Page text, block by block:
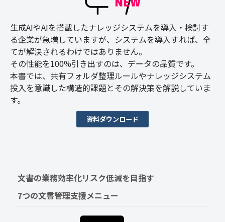
生成AIやAIを搭載したナレッジシステムを導入・検討す
る企業が急増していますが、システムを導入すれば、全
てが解決されるわけではありません。
その性能を100%引き出すのは、データの品質です。
本書では、共有フォルダ整理ルールやナレッジシステム
投入を意識した構造的課題とその解決策を解説していま
す。
資料ダウンロード
文書の業務効率化リスク低減を目指す
7つの文書管理支援メニュー